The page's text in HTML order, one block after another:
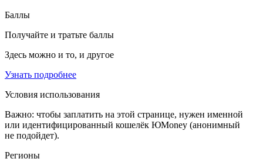
Баллы
Получайте и тратьте баллы
Здесь можно и то, и другое
Узнать подробнее
Условия использования
Важно: чтобы заплатить на этой странице, нужен именной
или идентифицированный кошелёк ЮMoney (анонимный
не подойдет).
Регионы